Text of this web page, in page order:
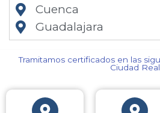
Cuenca
Guadalajara
Tramitamos certificados en las
Ciudad Real​